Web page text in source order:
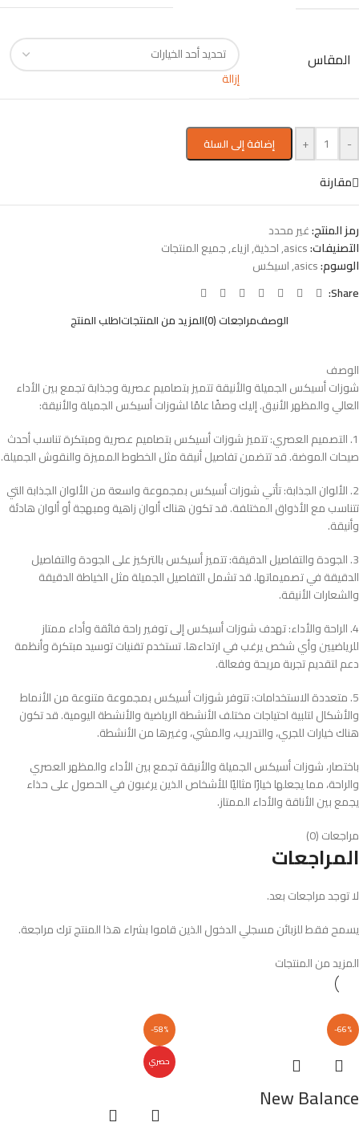
المقاس
إزالة
-
+ إضافة إلى السلة
مقارنة
رمز المنتج:غير محدد
التصنيفات:asics
,احذية,ازياء,جميع المنتجات
الوسوم:asics
,اسيكس
Share:
الوصفمراجعات (0) المزيد من المنتجاتاطلب المنتج
الوصف
شوزات أسيكس الجميلة والأنيقة تتميز بتصاميم عصرية وجذابة تجمع بين الأداء
العالي والمظهر الأنيق. إليك وصفًا عامًا لشوزات أسيكس الجميلة والأنيقة:
1. التصميم العصري: تتميز شوزات أسيكس بتصاميم عصرية ومبتكرة تناسب أحدث
صيحات الموضة. قد تتضمن تفاصيل أنيقة مثل الخطوط المميزة والنقوش الجميلة.
2. الألوان الجذابة: تأتي شوزات أسيكس بمجموعة واسعة من الألوان الجذابة التي
تتناسب مع الأذواق المختلفة. قد تكون هناك ألوان زاهية ومبهجة أو ألوان هادئة
وأنيقة.
3. الجودة والتفاصيل الدقيقة: تتميز أسيكس بالتركيز على الجودة والتفاصيل
الدقيقة في تصميماتها. قد تشمل التفاصيل الجميلة مثل الخياطة الدقيقة
والشعارات الأنيقة.
4. الراحة والأداء: تهدف شوزات أسيكس إلى توفير راحة فائقة وأداء ممتاز
للرياضيين وأي شخص يرغب في ارتداءها. تستخدم تقنيات توسيد مبتكرة وأنظمة
دعم لتقديم تجربة مريحة وفعالة.
5. متعددة الاستخدامات: تتوفر شوزات أسيكس بمجموعة متنوعة من الأنماط
والأشكال لتلبية احتياجات مختلف الأنشطة الرياضية والأنشطة اليومية. قد تكون
هناك خيارات للجري، والتدريب، والمشي، وغيرها من الأنشطة.
باختصار، شوزات أسيكس الجميلة والأنيقة تجمع بين الأداء والمظهر العصري
والراحة، مما يجعلها خيارًا مثاليًا للأشخاص الذين يرغبون في الحصول على حذاء
يجمع بين الأناقة والأداء الممتاز.
مراجعات (0)
المراجعات
لا توجد مراجعات بعد.
يسمح فقط للزبائن مسجلي الدخول الذين قاموا بشراء هذا المنتج ترك مراجعة.
المزيد من المنتجات
-66%
New Balance
-58%
حصري